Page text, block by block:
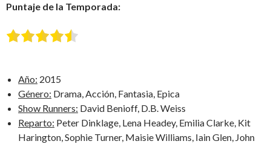
Puntaje de la Temporada:
Año: 2015
Género: Drama, Acción, Fantasia, Epica
Show Runners: David Benioff, D.B. Weiss
Reparto: Peter Dinklage, Lena Headey, Emilia Clarke, Kit
Harington, Sophie Turner, Maisie Williams, Iain Glen, John